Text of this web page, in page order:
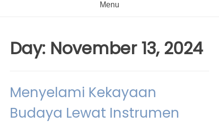
Menu
Day: November 13, 2024
Menyelami Kekayaan
Budaya Lewat Instrumen